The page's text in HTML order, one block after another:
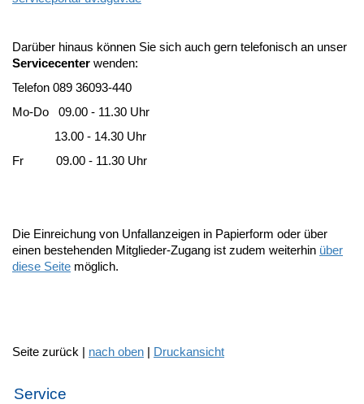
Darüber hinaus können Sie sich auch gern telefonisch an unser
Servicecenter wenden:
Telefon 089 36093-440
Mo-Do 09.00 - 11.30 Uhr
13.00 - 14.30 Uhr
Fr 09.00 - 11.30 Uhr
Die Einreichung von Unfallanzeigen in Papierform oder über
einen bestehenden Mitglieder-Zugang ist zudem weiterhin über
diese Seite möglich.
Seite zurück | nach oben | Druckansicht
Service